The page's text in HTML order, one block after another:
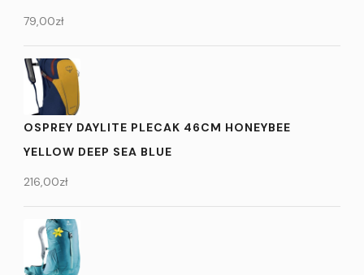
79,00zł
OSPREY DAYLITE PLECAK 46CM HONEYBEE
YELLOW DEEP SEA BLUE
216,00zł